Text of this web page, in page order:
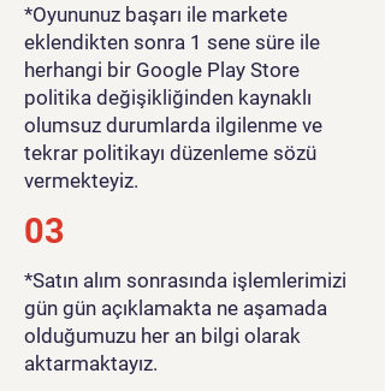
​*Oyununuz başarı ile markete
eklendikten sonra 1 sene süre ile
herhangi bir Google Play Store
politika değişikliğinden kaynaklı
olumsuz durumlarda ilgilenme ve
tekrar politikayı düzenleme sözü
vermekteyiz.
03
*Satın alım sonrasında işlemlerimizi
gün gün açıklamakta ne aşamada
olduğumuzu her an bilgi olarak
aktarmaktayız.